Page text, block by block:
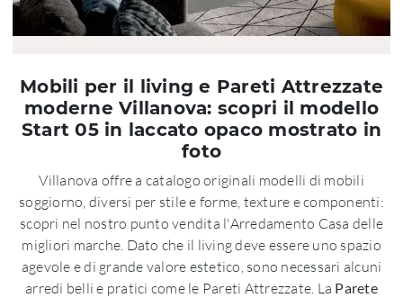
Mobili per il living e Pareti Attrezzate
moderne Villanova: scopri il modello
Start 05 in laccato opaco mostrato in
foto
Villanova offre a catalogo originali modelli di mobili
soggiorno, diversi per stile e forme, texture e componenti:
scopri nel nostro punto vendita l'Arredamento Casa delle
migliori marche. Dato che il living deve essere uno spazio
agevole e di grande valore estetico, sono necessari alcuni
arredi belli e pratici come le Pareti Attrezzate. La Parete